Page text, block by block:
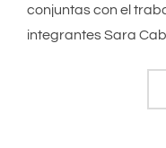
conjuntas con el
integrantes Sara